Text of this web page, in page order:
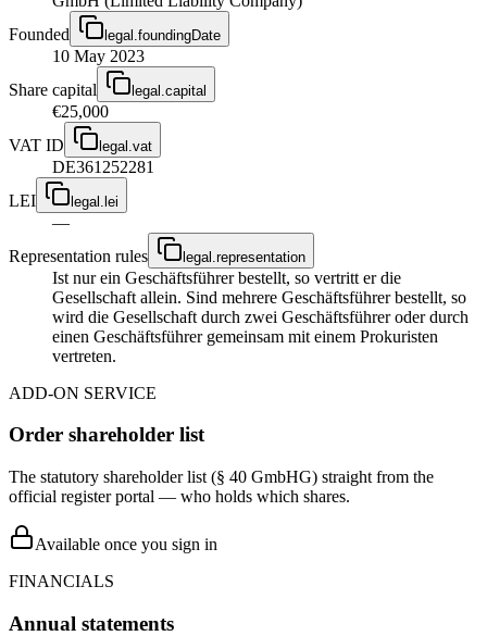
Founded
legal.foundingDate
10 May 2023
Share capital
legal.capital
€25,000
VAT ID
legal.vat
DE361252281
LEI
legal.lei
—
Representation rules
legal.representation
Ist nur ein Geschäftsführer bestellt, so vertritt er die
Gesellschaft allein. Sind mehrere Geschäftsführer bestellt, so
wird die Gesellschaft durch zwei Geschäftsführer oder durch
einen Geschäftsführer gemeinsam mit einem Prokuristen
vertreten.
ADD-ON SERVICE
Order shareholder list
The statutory shareholder list (§ 40 GmbHG) straight from the
official register portal — who holds which shares.
Available once you sign in
FINANCIALS
Annual statements